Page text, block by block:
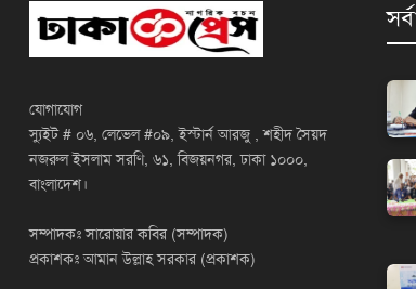
যোগাযোগ
স্যুইট # ০৬, লেভেল #০৯, ইস্টার্ন আরজু , শহীদ সৈয়দ
নজরুল ইসলাম সরণি, ৬১, বিজয়নগর, ঢাকা ১০০০,
বাংলাদেশ।
সম্পাদকঃ সারোয়ার কবির (সম্পাদক)
প্রকাশকঃ আমান উল্লাহ সরকার (প্রকাশক)